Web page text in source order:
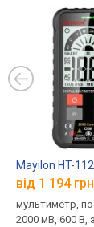
Mayilon HT-
від 1 194
мультиметр,
2000 мВ, 600 В,